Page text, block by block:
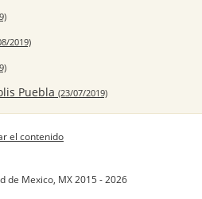
2019)
Puebla (23/07/2019)
el contenido
de Mexico, MX 2015 - 2026